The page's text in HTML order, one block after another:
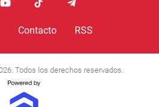
Contacto RSS
Todos los derechos reservados.